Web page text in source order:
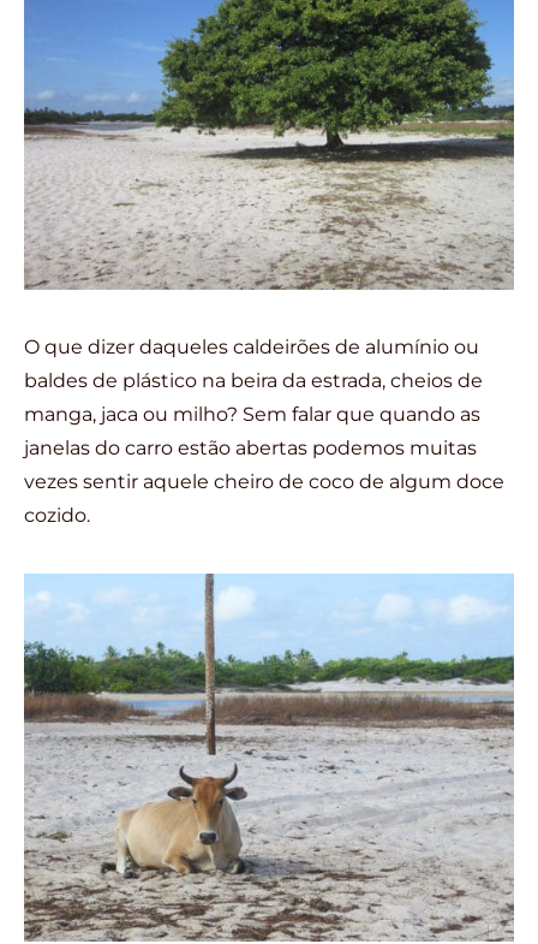
O que dizer daqueles caldeirões de alumínio ou
baldes de plástico na beira da estrada, cheios de
manga, jaca ou milho? Sem falar que quando as
janelas do carro estão abertas podemos muitas
vezes sentir aquele cheiro de coco de algum doce
cozido.